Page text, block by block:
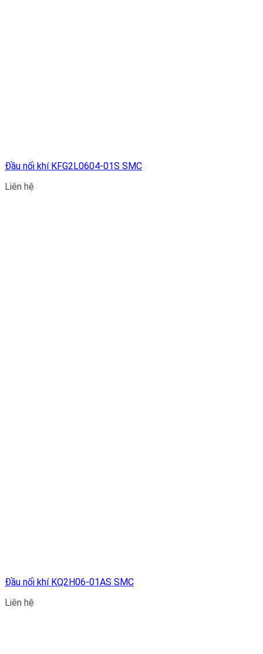
Đầu nối khí KFG2L0604-01S SMC
Liên hệ
Đầu nối khí KQ2H06-01AS SMC
Liên hệ